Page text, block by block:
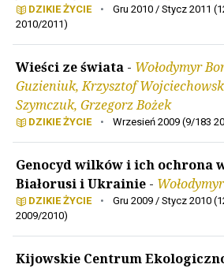
DZIKIE ŻYCIE •
Gru 2010 / Stycz 2011
2010/2011)
Wieści ze świata - Wołodymyr
Guzieniuk, Krzysztof
Szymczuk, Grzegorz Bożek
DZIKIE ŻYCIE • Wrzesień 2009 (9/183
Genocyd wilków i ich ochrona
Białorusi i Ukrainie -
DZIKIE ŻYCIE •
Gru 2009 / Stycz 2010
2009/2010)
Kijowskie Centrum